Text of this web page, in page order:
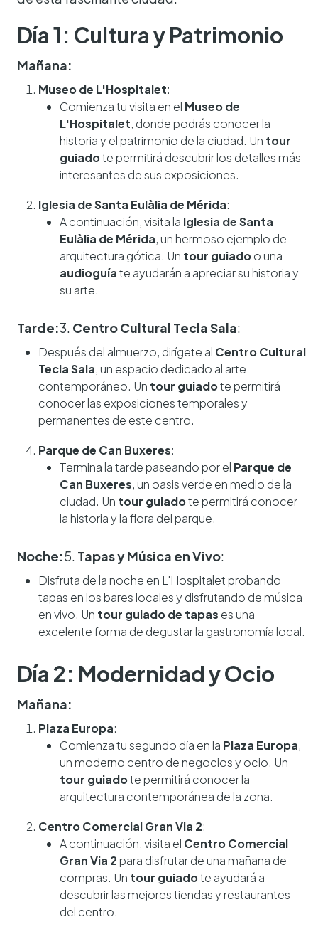
Día 1: Cultura y Patrimonio
Mañana:
Museo de L'Hospitalet:
Comienza tu visita en el Museo de
L'Hospitalet, donde podrás conocer la
historia y el patrimonio de la ciudad. Un tour
guiadote permitirá descubrir los detalles más
interesantes de sus exposiciones.
Iglesia de Santa Eulàlia de Mérida:
A continuación, visita la Iglesia de Santa
Eulàlia de Mérida, un hermoso ejemplo de
arquitectura gótica. Un tour guiadoo una
audioguíate ayudarán a apreciar su historia y
su arte.
Tarde:3. Centro Cultural Tecla Sala:
Después del almuerzo, dirígete al Centro Cultural
Tecla Sala, un espacio dedicado al arte
contemporáneo. Un tour guiadote permitirá
conocer las exposiciones temporales y
permanentes de este centro.
Parque de Can Buxeres:
Termina la tarde paseando por el Parque de
Can Buxeres, un oasis verde en medio de la
ciudad. Un tour guiadote permitirá conocer
la historia y la flora del parque.
Noche:5. Tapas y Música en Vivo:
Disfruta de la noche en L'Hospitalet probando
tapas en los bares locales y disfrutando de música
en vivo. Un tour guiado de tapas es una
excelente forma de degustar la gastronomía local.
Día 2: Modernidad y Ocio
Mañana:
Plaza Europa:
Comienza tu segundo día en la Plaza Europa,
un moderno centro de negocios y ocio. Un
tour guiadote permitirá conocer la
arquitectura contemporánea de la zona.
Centro Comercial Gran Via 2:
A continuación, visita el Centro Comercial
Gran Via 2 para disfrutar de una mañana de
compras. Un tour guiadote ayudará a
descubrir las mejores tiendas y restaurantes
del centro.